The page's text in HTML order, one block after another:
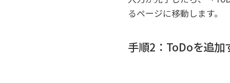
るページに移動します。
手順2：ToDoを追加